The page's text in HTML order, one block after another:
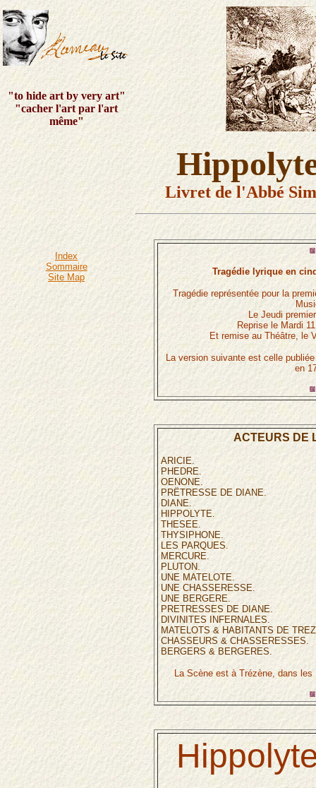
Livret de l'Abbé
"to hide art by very art"
"cacher l'art par l'art
même"
Index
Sommaire
Site Map
Tragédie lyrique en
Tragédie représentée pour la
Le Jeudi
Reprise le Mardi
Et remise au Théâtre, le
La version suivante est celle
en
ACTEURS DE
ARICIE.
PHEDRE.
OENONE.
PRËTRESSE DE DIANE.
DIANE.
HIPPOLYTE.
THESEE.
THYSIPHONE.
LES PARQUES.
MERCURE.
PLUTON.
UNE MATELOTE.
UNE CHASSERESSE.
UNE BERGERE.
PRETRESSES DE DIANE.
DIVINITES INFERNALES.
MATELOTS & HABITANTS DE
CHASSEURS & CHASSERESSES.
BERGERS & BERGERES.
La Scène est à Trézène, dans